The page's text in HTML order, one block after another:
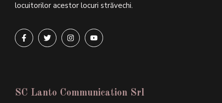
locuitorilor acestor locuri străvechi.
SC Lanto Communication Srl